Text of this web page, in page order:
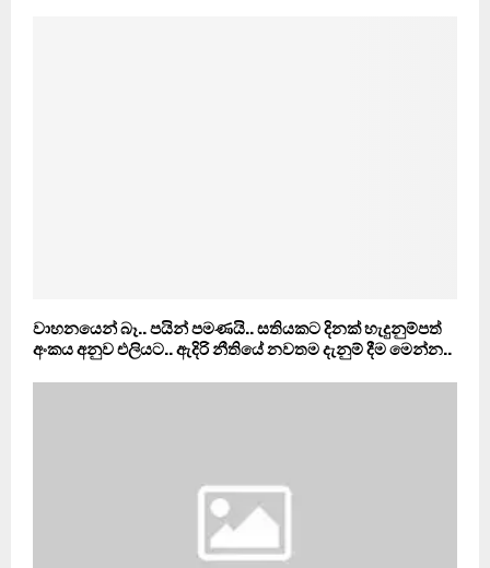
වාහනයෙන් බෑ.. පයින් පමණයි.. සතියකට දිනක් හැදුනුම්පත්
අංකය අනුව එලියට.. ඇදිරි නීතියේ නවතම දැනුම් දීම මෙන්න..